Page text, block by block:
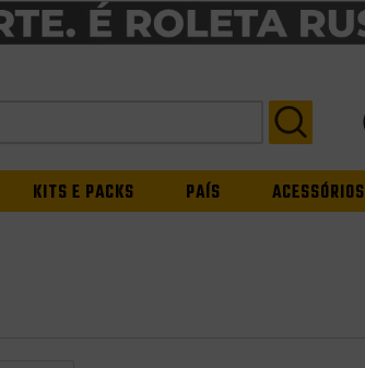
KITS E PACKS PAÍS ACESSÓRIOS